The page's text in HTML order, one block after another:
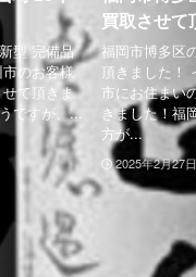
型 完備品
のお客様
て頂きま
ですが、...
買取させて
福岡市博多区
頂きました！
市にお住まい
きました！福
方が...
2025年2月27日